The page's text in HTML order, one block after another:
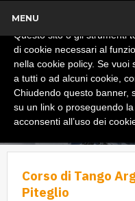
MENU
Corso di Tango
Piteglio
Informativa
Questo sito o gli strumenti
di cookie necessari al
nella cookie policy. Se
a tutti o ad alcuni cookie,
Chiudendo questo banner,
su un link o proseguendo
acconsenti all’uso dei